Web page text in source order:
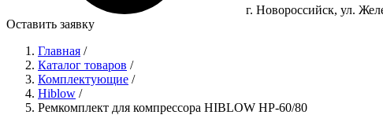
г. Новороссийск, ул.
Оставить заявку
Главная /
Каталог товаров /
Комплектующие /
Hiblow /
Ремкомплект для компрессора HIBLOW HP-60/80